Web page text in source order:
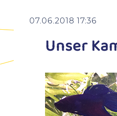
07.06.2018 17:36
Unser